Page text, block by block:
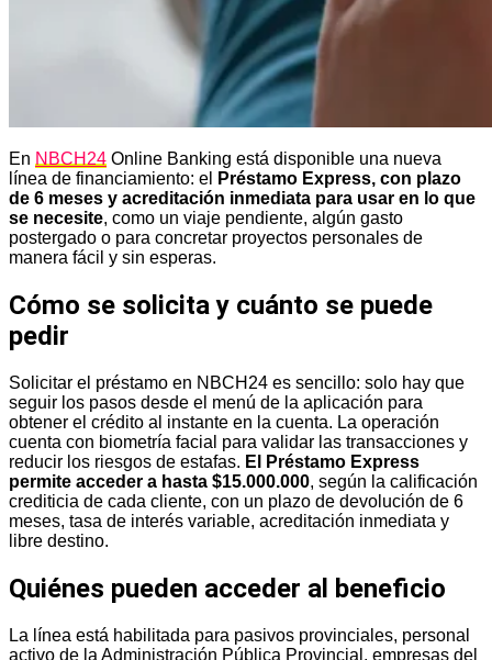
En NBCH24 Online Banking está disponible una nueva
línea de financiamiento: el
Préstamo Express, con plazo
de 6 meses y acreditación inmediata para usar en lo que
se necesite, como un viaje pendiente, algún gasto
postergado o para concretar proyectos personales de
manera fácil y sin esperas.
Cómo se solicita y cuánto se puede
pedir
Solicitar el préstamo en NBCH24 es sencillo: solo hay que
seguir los pasos desde el menú de la aplicación para
obtener el crédito al instante en la cuenta. La operación
cuenta con biometría facial para validar las transacciones y
reducir los riesgos de estafas. El Préstamo Express
permite acceder a hasta $15.000.000, según la calificación
crediticia de cada cliente, con un plazo de devolución de 6
meses, tasa de interés variable, acreditación inmediata y
libre destino.
Quiénes pueden acceder al beneficio
La línea está habilitada para pasivos provinciales, personal
activo de la Administración Pública Provincial, empresas del